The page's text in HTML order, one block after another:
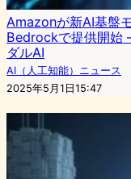
Amazonが新AI基盤
Bedrockで提供開始
ダルAI
AI（人工知能）ニュース
2025年5月1日15:47